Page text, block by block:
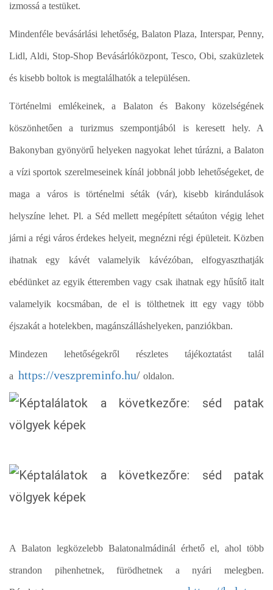
izmossá a testüket.
Mindenféle bevásárlási lehetőség, Balaton Plaza, Interspar, Penny,
Lidl, Aldi, Stop-Shop Bevásárlóközpont, Tesco, Obi, szaküzletek
és kisebb boltok is megtalálhatók a településen.
Történelmi emlékeinek, a Balaton és Bakony közelségének
köszönhetően a turizmus szempontjából is keresett hely. A
Bakonyban gyönyörű helyeken nagyokat lehet túrázni, a Balaton
a vízi sportok szerelmeseinek kínál jobbnál jobb lehetőségeket, de
maga a város is történelmi séták (vár), kisebb kirándulások
helyszíne lehet. Pl. a Séd mellett megépített sétaúton végig lehet
járni a régi város érdekes helyeit, megnézni régi épületeit. Közben
ihatnak egy kávét valamelyik kávézóban, elfogyaszthatják
ebédünket az egyik étteremben vagy csak ihatnak egy hűsítő italt
valamelyik kocsmában, de el is tölthetnek itt egy vagy több
éjszakát a hotelekben, magánszálláshelyeken, panziókban.
Mindezen lehetőségekről részletes tájékoztatást talál
a https://veszpreminfo.hu/ oldalon.
A Balaton legközelebb Balatonalmádinál érhető el, ahol több
strandon pihenhetnek, fürödhetnek a nyári melegben.